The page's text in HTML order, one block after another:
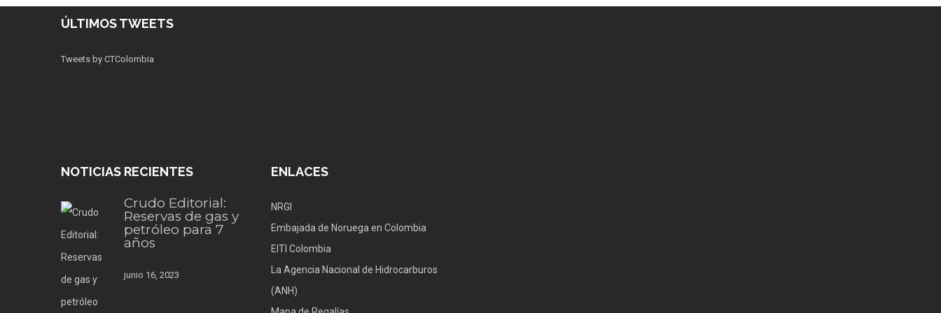
ÚLTIMOS TWEETS
Tweets by CTColombia
NOTICIAS RECIENTES
Crudo Editorial:
Reservas de gas y
petróleo para 7
años
junio 16, 2023
ENLACES
NRGI
Embajada de Noruega en Colombia
EITI Colombia
La Agencia Nacional de Hidrocarburos
(ANH)